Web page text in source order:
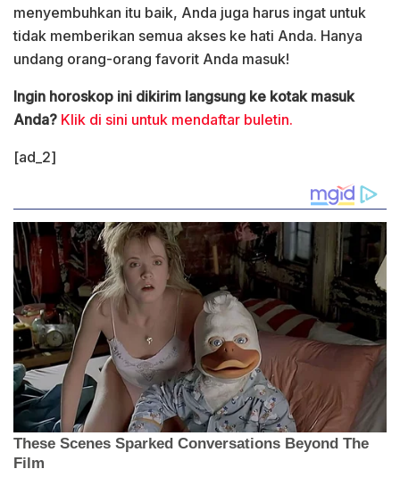
menyembuhkan itu baik, Anda juga harus ingat untuk
tidak memberikan semua akses ke hati Anda. Hanya
undang orang-orang favorit Anda masuk!
Ingin horoskop ini dikirim langsung ke kotak masuk
Anda? Klik di sini untuk mendaftar buletin.
[ad_2]